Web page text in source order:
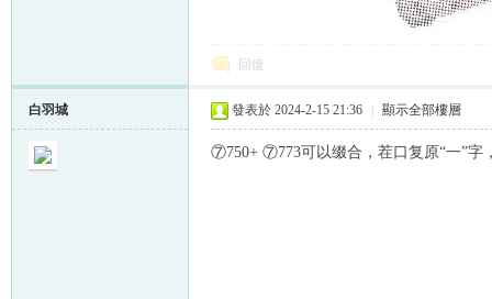
回復
白羽城 發表於 2024-2-15 21:36 顯示全部樓層
⑦750+ ⑦773可以缀合，茬口复原“一”字